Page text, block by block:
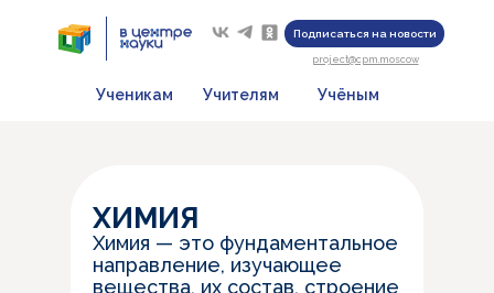
Ученикам Учителям Учёным
Подписаться на новости
project@cpm.moscow
ХИМИЯ
Химия — это фундаментальное
направление, изучающее
вещества, их состав, строение